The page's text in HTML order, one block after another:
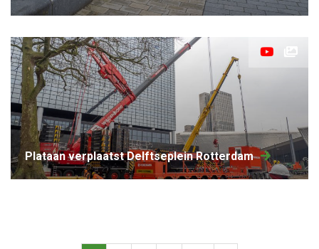
Plataan verplaatst Delftseplein Rotterdam